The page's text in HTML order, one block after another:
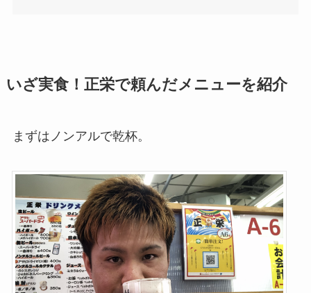
いざ実食！正栄で頼んだメニューを紹介
まずはノンアルで乾杯。